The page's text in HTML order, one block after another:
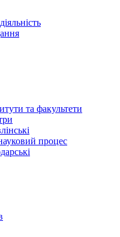
та факультети
процес